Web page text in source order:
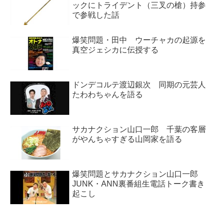
ックにトライデント（三叉の槍）持参
で参戦した話
爆笑問題・田中 ウーチャカの起源を
真空ジェシカに伝授する
ドンデコルテ渡辺銀次 同期の元芸人
たわわちゃんを語る
サカナクション山口一郎 千葉の客層
がやんちゃすぎる山岡家を語る
爆笑問題とサカナクション山口一郎
JUNK・ANN裏番組生電話トーク書き
起こし